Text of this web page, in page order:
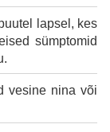
lapsel, kes
sümptomid
vesine nina või